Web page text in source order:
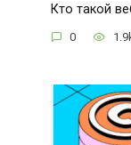
Кто такой
0